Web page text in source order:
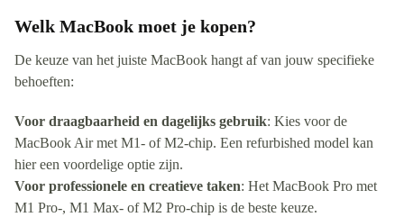
Welk MacBook moet je kopen?
De keuze van het juiste MacBook hangt af van jouw specifieke
behoeften:
Voor draagbaarheid en dagelijks gebruik: Kies voor de
MacBook Air met M1- of M2-chip. Een refurbished model kan
hier een voordelige optie zijn.
Voor professionele en creatieve taken: Het MacBook Pro met
M1 Pro-, M1 Max- of M2 Pro-chip is de beste keuze.